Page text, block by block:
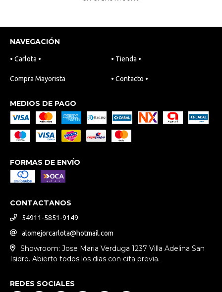
NAVEGACIÓN
• Carlota • • Tienda •
Compra Mayorista • Contacto •
MEDIOS DE PAGO
FORMAS DE ENVÍO
CONTACTANOS
54911-5851-9149
alomejorcarlota@hotmail.com
Showroom: Jose Maria Verduga 1237 Villa Adelina San
Isidro. Abierto todos los dias con cita previa.
REDES SOCIALES